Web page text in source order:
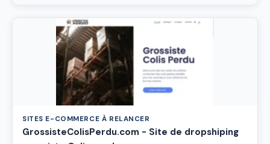
SITES E-COMMERCE À RELANCER
GrossisteColisPerdu.com - Site de dropshiping